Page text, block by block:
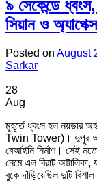
৯ সেকেন্ডে
সিয়ান ও অ্যাপেক্স
Posted on August
Sarkar
28
Aug
মুহূর্তে ধ্বংস হল নয়ডার
Twin Tower)। দুপুর
বেআইনি নির্মাণ। সেই
নেমে এল বিরাট
বুকে দাঁড়িয়েছিল দুটি